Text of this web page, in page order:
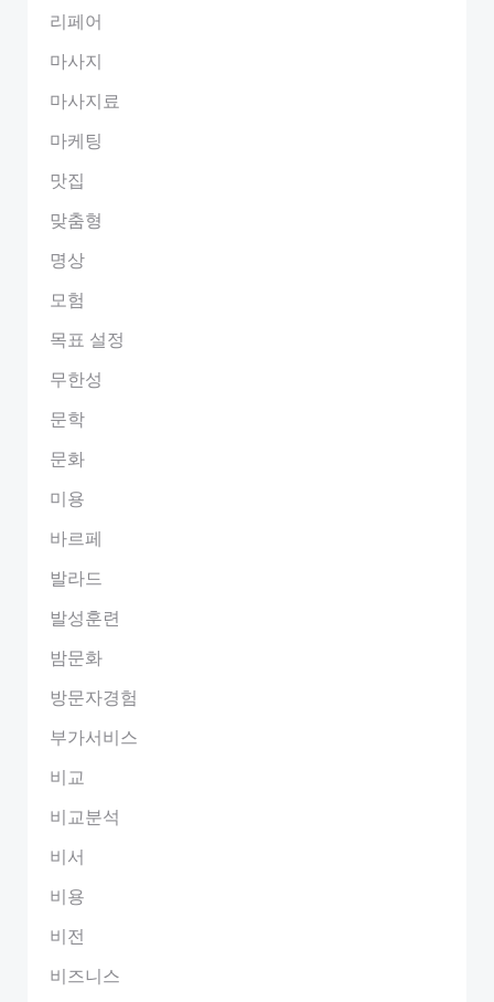
리페어
마사지
마사지료
마케팅
맛집
맞춤형
명상
모험
목표 설정
무한성
문학
문화
미용
바르페
발라드
발성훈련
밤문화
방문자경험
부가서비스
비교
비교분석
비서
비용
비전
비즈니스